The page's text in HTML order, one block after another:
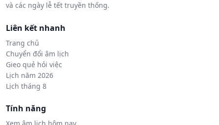
và các ngày lễ tết truyền thống.
Liên kết nhanh
Trang chủ
Chuyển đổi âm lịch
Gieo quẻ hỏi việc
Lịch năm 2026
Lịch tháng 8
Tính năng